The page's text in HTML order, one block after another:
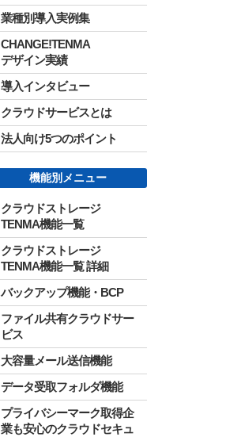
業種別導入実例集
CHANGE!TENMA
デザイン実績
導入インタビュー
クラウドサービスとは
法人向け5つのポイント
機能別メニュー
クラウドストレージ
TENMA機能一覧
クラウドストレージ
TENMA機能一覧 詳細
バックアップ機能・BCP
ファイル共有クラウドサー
ビス
大容量メール送信機能
データ受取フォルダ機能
プライバシーマーク取得企
業も安心のクラウドセキュ